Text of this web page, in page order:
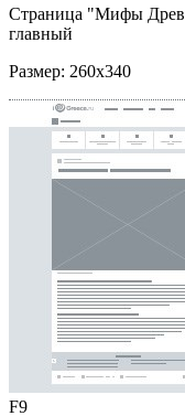
Страница "Мифы
главный
Размер: 260x340
F9